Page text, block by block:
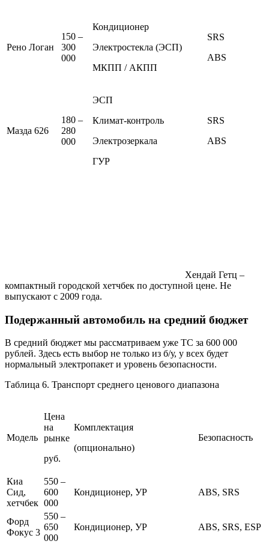
Рено Логан
150 –
300
000
Кондиционер
Электростекла (ЭСП)
МКПП / АКПП
SRS
ABS
Мазда 626
180 –
280
000
ЭСП
Климат-контроль
Электрозеркала
ГУР
SRS
ABS
Хендай Гетц –
компактный городской хетчбек по доступной цене. Не
выпускают с 2009 года.
Подержанный автомобиль на средний бюджет
В средний бюджет мы рассматриваем уже ТС за 600 000
рублей. Здесь есть выбор не только из б/у, у всех будет
нормальный электропакет и уровень безопасности.
Таблица 6. Транспорт среднего ценового диапазона
Модель
Цена
на
рынке
руб.
Комплектация
(опционально)
Безопасность
Киа
Сид,
хетчбек
550 –
600
000
Кондиционер, УР ABS, SRS
Форд
Фокус 3
550 –
650
000
Кондиционер, УР ABS, SRS, ESP